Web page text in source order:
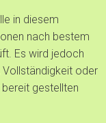
in diesem
nach bestem
Es wird jedoch
Vollständigkeit oder
gestellten